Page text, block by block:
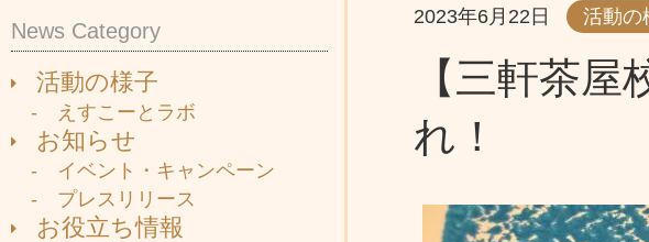
News Category
活動の様子
- えすこーとラボ
お知らせ
- イベント・キャンペーン
- プレスリリース
お役立ち情報
2023年6月22日 活動の
【三軒茶
れ！